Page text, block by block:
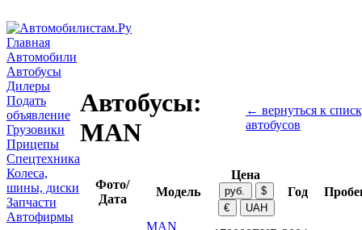
Главная
Автомобили
Автобусы
Дилеры
Подать
объявление
Грузовики
Прицепы
Спецтехника
Колеса,
шины, диски
Запчасти
Автофирмы
Автобусы:
MAN
← вернуться к
автобусов
Фото/
Дата
Модель
Цена
Год
MAN